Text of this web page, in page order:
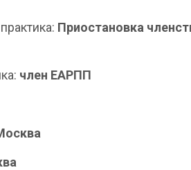
Приостановка
член ЕАРПП